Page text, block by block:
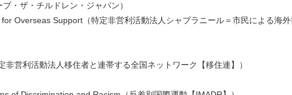
・ザ・チルドレン・ジャパン）
Overseas Support（特定非営利活動法人シャプラニール＝市民による海
営利活動法⼈移住者と連帯する全国ネットワーク【移住連】）